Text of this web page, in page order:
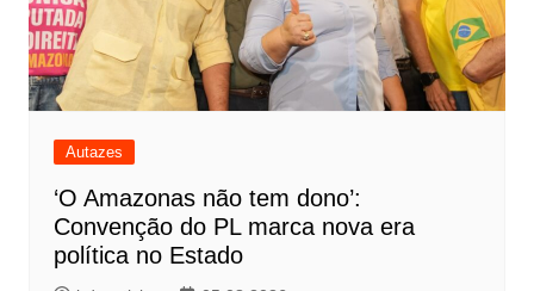
Autazes
‘O Amazonas não tem dono’:
Convenção do PL marca nova era
política no Estado